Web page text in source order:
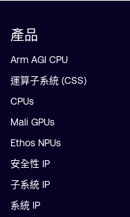
產品
Arm AGI CPU
運算子系統 (CSS)
CPUs
Mali GPUs
Ethos NPUs
安全性 IP
子系統 IP
系統 IP